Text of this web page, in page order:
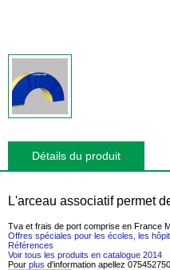
Détails du produit
L'arceau associatif permet
Tva et frais de port comprise en France
Offres spéciales pour les écoles, les
Références
Voir tous les produits en catalogue 2014
Pour plus d'information apellez